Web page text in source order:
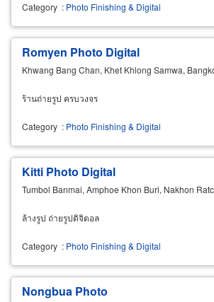
Category : Photo Finishing & Digital
Romyen Photo Digital
Khwang Bang Chan, Khet Khlong Samwa,
ร้านถ่ายรูป ครบวงจร
Category : Photo Finishing & Digital
Kitti Photo Digital
Tumbol Banmai, Amphoe Khon Buri, Nakhon
ล้างรูป ถ่ายรูปดิจิตอล
Category : Photo Finishing & Digital
Nongbua Photo